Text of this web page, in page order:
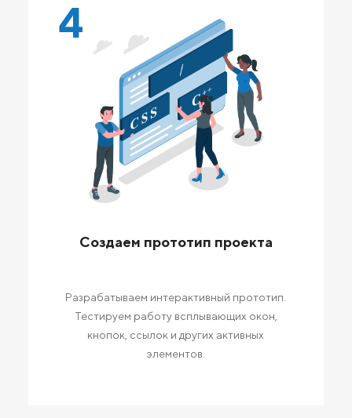
4
Создаем прототип проекта
Разрабатываем интерактивный прототип.
Тестируем работу всплывающих окон,
кнопок, ссылок и других активных
элементов.